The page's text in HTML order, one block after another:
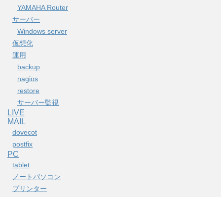
YAMAHA Router
サーバー
Windows server
仮想化
運用
backup
nagios
restore
サーバー監視
LIVE
MAIL
dovecot
postfix
PC
tablet
ノートパソコン
プリンター